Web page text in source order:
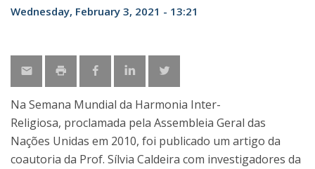
Wednesday, February 3, 2021 - 13:21
Na Semana Mundial da Harmonia Inter-
Religiosa, proclamada pela Assembleia Geral das
Nações Unidas em 2010, foi publicado um artigo da
coautoria da Prof. Sílvia Caldeira com investigadores da